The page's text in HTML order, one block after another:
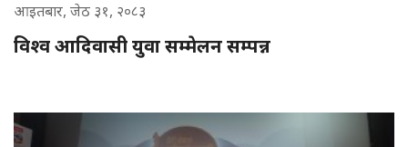
आइतबार, जेठ ३१, २०८३
विश्व आदिवासी युवा सम्मेलन सम्पन्न